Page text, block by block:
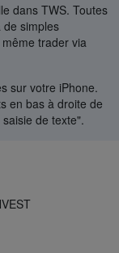
dans TWS. Toutes
de simples
trader via
sur votre iPhone.
en bas à droite de
de texte".